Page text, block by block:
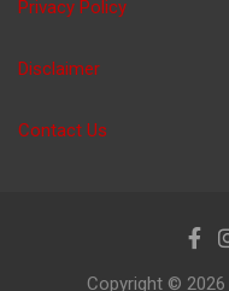
Privacy Policy
Disclaimer
Contact Us
Copyright © 2026